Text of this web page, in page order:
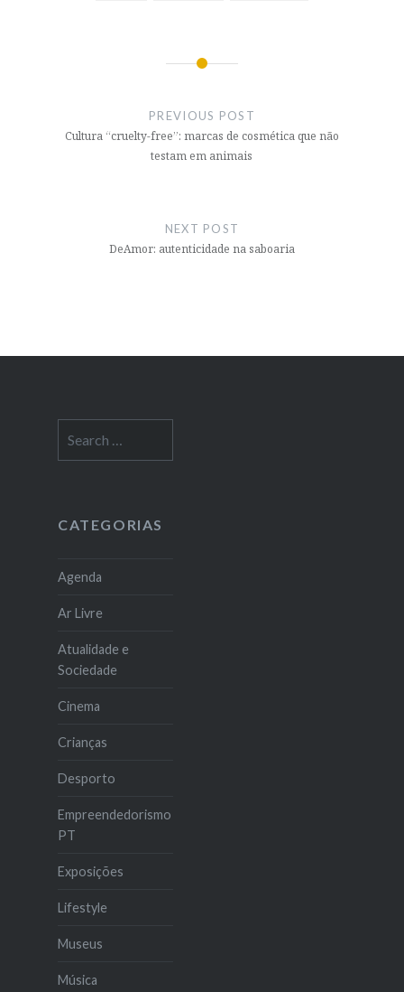
PREVIOUS POST
Cultura “cruelty-free”: marcas de cosmética que não
testam em animais
NEXT POST
DeAmor: autenticidade na saboaria
for:
CATEGORIAS
Agenda
Ar Livre
Atualidade e
Sociedade
Cinema
Crianças
Desporto
Empreendedorismo
PT
Exposições
Lifestyle
Museus
Música